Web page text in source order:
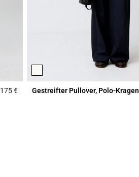
175 €4,4 out of 5 Customer Rating
Gestreifter Pullover, Polo-Kragen